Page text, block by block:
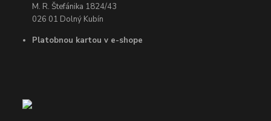
M. R. Štefánika 1824/43
026 01 Dolný Kubín
Platobnou kartou v e-shope